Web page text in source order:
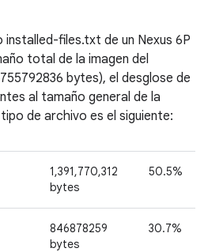
installed-files.txt de un Nexus 6P
total de la imagen del
bytes), el desglose de
al tamaño general de la
de archivo es el siguiente:
1,391,770,312
bytes
50.5%
846878259
bytes
30.7%